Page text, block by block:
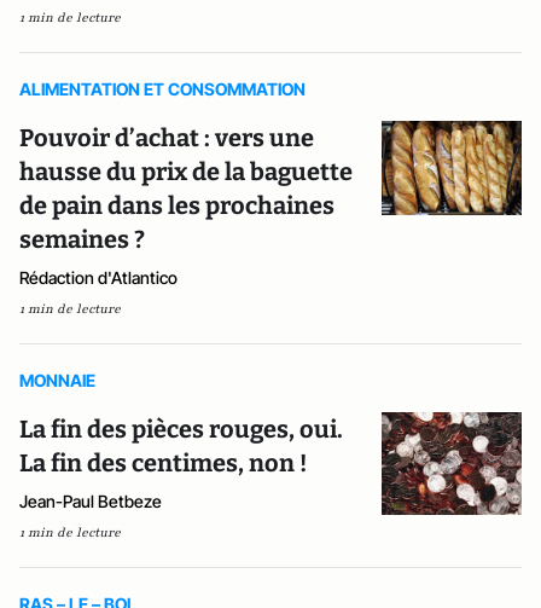
1 min de lecture
ALIMENTATION ET CONSOMMATION
Pouvoir d’achat : vers une
hausse du prix de la baguette
de pain dans les prochaines
semaines ?
Rédaction d'Atlantico
1 min de lecture
MONNAIE
La fin des pièces rouges, oui.
La fin des centimes, non !
Jean-Paul Betbeze
1 min de lecture
RAS – LE – BOL